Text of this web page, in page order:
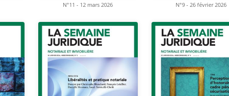
N°11 - 12 mars 2026 N°9 - 26 février 2026